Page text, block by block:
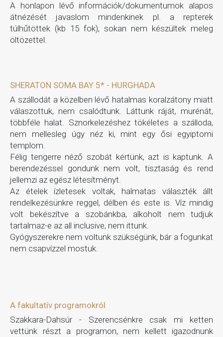
A honlapon lévő információk/dokumentumok alapos
átnézését javaslom mindenkinek pl. a repterek
túlhűtöttek (kb 15 fok), sokan nem készültek meleg
öltözettel.
SHERATON SOMA BAY 5* - HURGHADA
A szállodát a közelben lévő hatalmas koralzátony miatt
válaszottuk, nem csalódtunk. Láttunk ráját, murénát,
többféle halat. Sznorkelezéshez tökéletes a szálloda,
nem mellesleg úgy néz ki, mint egy ősi egyiptomi
templom.
Félig tengerre néző szobát kértünk, azt is kaptunk. A
berendezéssel gondunk nem volt, tisztaság és rend
jellemzi az egész létesítményt.
Az ételek ízletesek voltak, halmatas választék állt
rendelkezésünkre reggel, délben és este is. Víz mindig
volt bekészítve a szobánkba, alkoholt nem tudjuk
tartalmaz-e az all inclusive, nem ittunk.
Gyógyszerekre nem voltunk szükségünk, bár a fogunkat
nem csapvízzel mostuk.
A fakultatív programokról
Szakkara-Dahsúr - Szerencsénkre csak mi ketten
vettünk részt a programon, nem kellett igazodnunk